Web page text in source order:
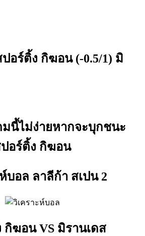
อร์ติ้ง กิฆอน (-0.5/1) มิ
มนี้ไม่ง่ายหากจะบุกชนะ
อร์ติ้ง กิฆอน
บอล ลาลีก้า สเปน 2
กิฆอน VS มิรานเดส